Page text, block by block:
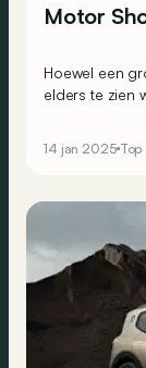
Motor
Hoewel een
elders te zien
14 jan 2025 Top